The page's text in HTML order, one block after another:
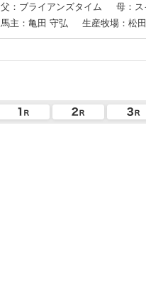
父：ブライアンズタイム
母：ス
馬主：亀田 守弘
生産牧場：松